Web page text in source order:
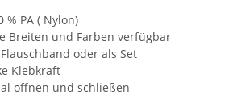
% PA ( Nylon)
Breiten und Farben verfügbar
oder als Set
Klebkraft
öffnen und schließen